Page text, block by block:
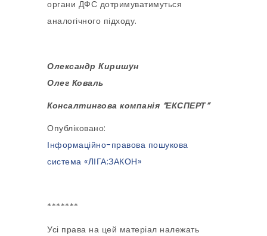
органи ДФС дотримуватимуться
аналогічного підходу.
Олександр Киришун
Олег Коваль
Консалтингова компанія “ЕКСПЕРТ”
Опубліковано:
Інформаційно-правова пошукова
система «ЛІГА:ЗАКОН»
*******
Усі права на цей матеріал належать